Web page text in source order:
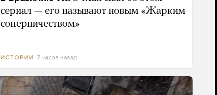
сериал — его называют новым «Жарким
соперничеством»
ИСТОРИИ 7 часов назад